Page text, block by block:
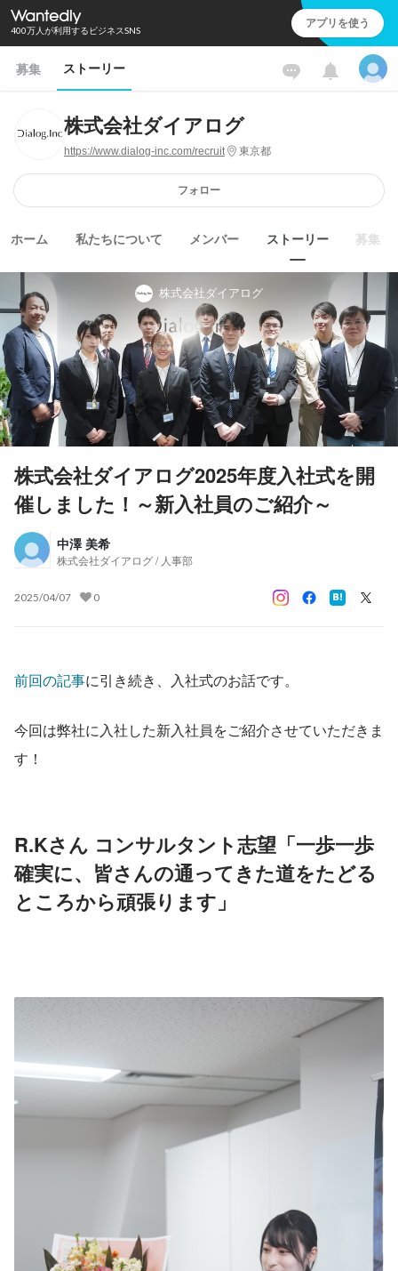
400万人が利用するビジネスSNS アプリを使う
募集 ストーリー
株式会社ダイアログ
https://www.dialog-inc.com/recruit 東京都
フォロー
ホーム 私たちについて メンバー ストーリー 募集
株式会社ダイアログ
株式会社ダイアログ2025年度入社式を開
催しました！～新入社員のご紹介～
中澤 美希
株式会社ダイアログ / 人事部
2025/04/07 0
前回の記事に引き続き、入社式のお話です。
今回は弊社に入社した新入社員をご紹介させていただきま
す！
R.Kさん コンサルタント志望「一歩一歩
確実に、皆さんの通ってきた道をたどる
ところから頑張ります」